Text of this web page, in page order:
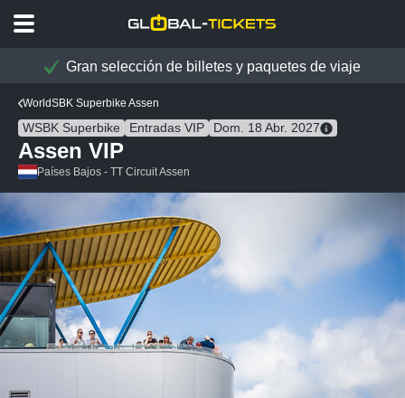
Gran selección de billetes y paquetes de viaje
WorldSBK Superbike Assen
WSBK Superbike Entradas VIP Dom. 18 Abr. 2027
Assen VIP
Países Bajos - TT Circuit Assen